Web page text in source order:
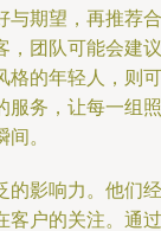
与期望，再推荐合
，团队可能会建议
格的年轻人，则可
服务，让每一组照
。
的影响力。他们经
客户的关注。通过